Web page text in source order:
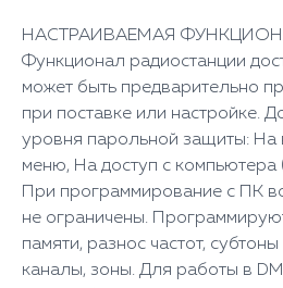
НАСТРАИВАЕМАЯ
Функционал радиостанции
может быть предварительно
при поставке или настройке.
уровня парольной защиты: На
меню, На доступ с компьютера
При программирование с ПК
не ограничены.
памяти, разнос частот,
каналы, зоны. Для работы в